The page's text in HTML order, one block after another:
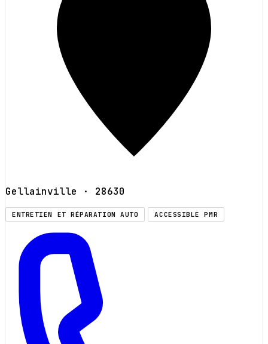
Gellainville · 28630
ENTRETIEN ET RÉPARATION AUTO ACCESSIBLE PMR